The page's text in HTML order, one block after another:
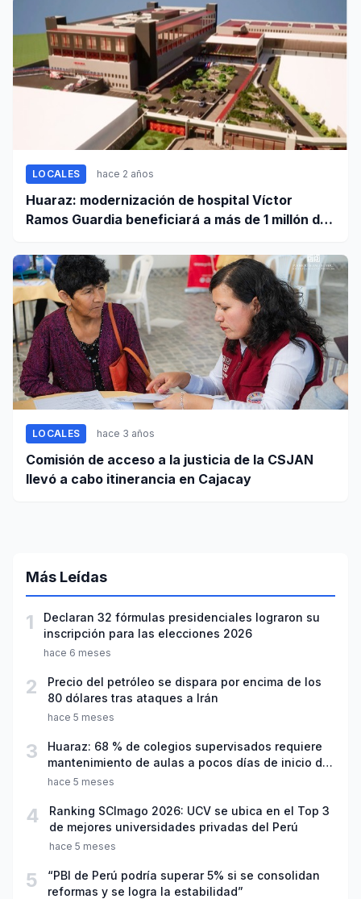
LOCALES hace 2 años
Huaraz: modernización de hospital Víctor
Ramos Guardia beneficiará a más de 1 millón de
LOCALES hace 3 años
Comisión de acceso a la justicia de la CSJAN
llevó a cabo itinerancia en Cajacay
Más Leídas
1
Declaran 32 fórmulas presidenciales lograron su
inscripción para las elecciones 2026
hace 6 meses
2
Precio del petróleo se dispara por encima de los
80 dólares tras ataques a Irán
hace 5 meses
3
Huaraz: 68 % de colegios supervisados requiere
mantenimiento de aulas a pocos días de inicio del
año escolar 2026
hace 5 meses
4
Ranking SCImago 2026: UCV se ubica en el Top 3
de mejores universidades privadas del Perú
hace 5 meses
5
“PBI de Perú podría superar 5% si se consolidan
reformas y se logra la estabilidad”